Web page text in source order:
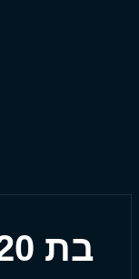
בת 20 רוצה להגיע עד אלייך